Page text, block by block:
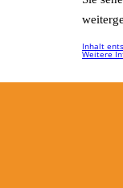
Inhalt
Weitere